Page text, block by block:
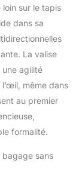
sur le tapis
dans sa
La valise
agilité
même dans
au premier
formalité.
sans